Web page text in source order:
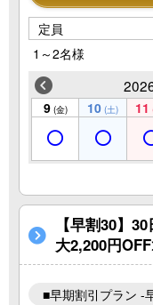
定員
1～2名様
9 (金) 10 (土) 11
【早割30】
大2,200円
■早期割引プラン -